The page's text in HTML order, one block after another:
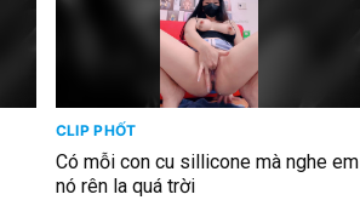
CLIP PHỐT
Có mỗi con cu sillicone mà nghe em
nó rên la quá trời